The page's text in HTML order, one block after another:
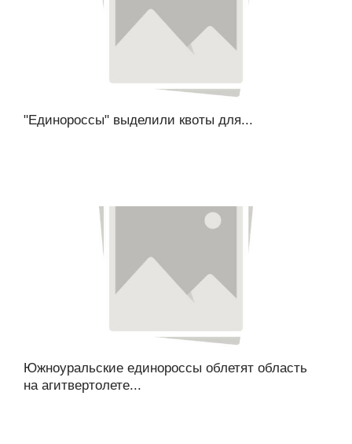
"Единороссы" выделили квоты для...
Южноуральские единороссы облетят область
на агитвертолете...